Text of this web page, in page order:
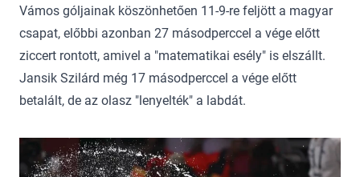
Vámos góljainak köszönhetően 11-9-re feljött a magyar
csapat, előbbi azonban 27 másodperccel a vége előtt
ziccert rontott, amivel a "matematikai esély" is elszállt.
Jansik Szilárd még 17 másodperccel a vége előtt
betalált, de az olasz "lenyelték" a labdát.